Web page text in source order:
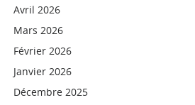
Avril 2026
Mars 2026
Février 2026
Janvier 2026
Décembre 2025